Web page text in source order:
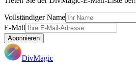
Vollständiger Name
E-Mail
Abonnieren
DivMagic